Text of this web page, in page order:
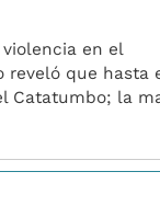
en el
reveló que hasta
Catatumbo; la